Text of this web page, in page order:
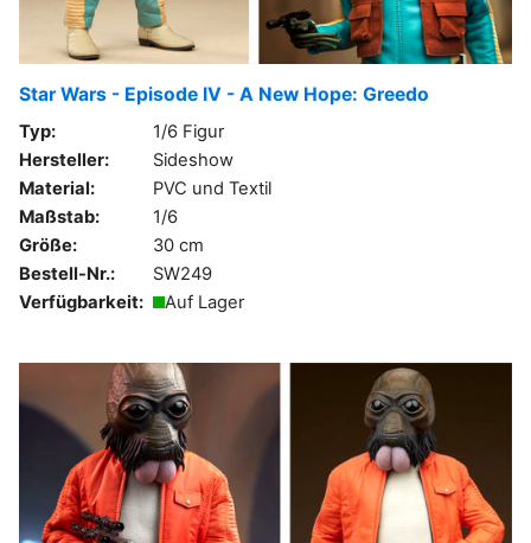
Star Wars - Episode IV - A New Hope: Greedo
Typ:
1/6 Figur
Hersteller:
Sideshow
Material:
PVC und Textil
Maßstab:
1/6
Größe:
30 cm
Bestell-Nr.:
SW249
Verfügbarkeit:
Auf Lager